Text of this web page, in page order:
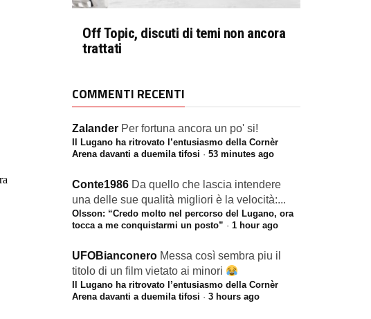
Off Topic, discuti di temi non ancora
trattati
COMMENTI RECENTI
Zalander Per fortuna ancora un po' si!
Il Lugano ha ritrovato l’entusiasmo della Cornèr
Arena davanti a duemila tifosi · 53 minutes ago
Conte1986 Da quello che lascia intendere
una delle sue qualità migliori è la velocità:...
Olsson: “Credo molto nel percorso del Lugano, ora
tocca a me conquistarmi un posto” · 1 hour ago
UFOBianconero Messa così sembra piu il
titolo di un film vietato ai minori
Il Lugano ha ritrovato l’entusiasmo della Cornèr
Arena davanti a duemila tifosi · 3 hours ago